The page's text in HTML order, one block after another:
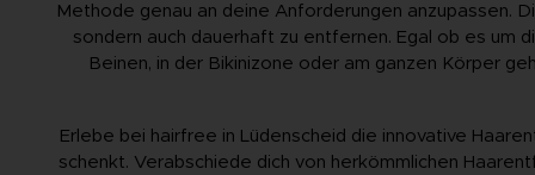
Methode genau an deine Anforderungen anzupassen.
sondern auch dauerhaft zu entfernen. Egal ob es um
Beinen, in der Bikinizone oder am ganzen Körper
Erlebe bei hairfree in Lüdenscheid die innovative
schenkt. Verabschiede dich von herkömmlichen